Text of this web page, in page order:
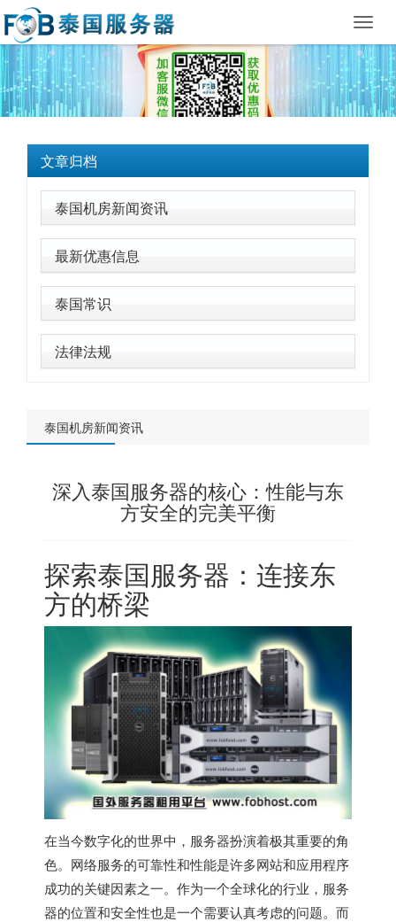
文章归档
泰国机房新闻资讯
最新优惠信息
泰国常识
法律法规
泰国机房新闻资讯
深入泰国服务器的核心：性能与东
方安全的完美平衡
探索泰国服务器 ：连接东
方的桥梁
在当今数字化的世界中，服务器扮演着极其重要的角
色。网络服务的可靠性和性能是许多网站和应用程序
成功的关键因素之一。作为一个全球化的行业，服务
器的位置和安全性也是一个需要认真考虑的问题。而